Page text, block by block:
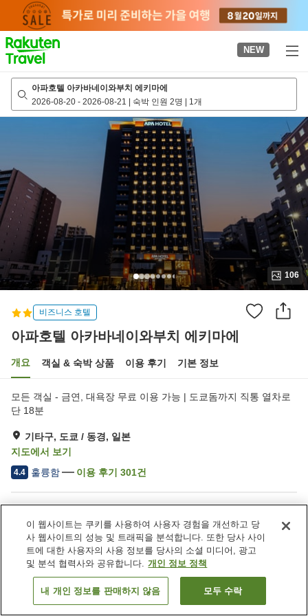
page
NEW
아파호텔 아카바네이와부치 에키마에
2026-08-20 - 2026-08-21 | 숙박 인원 2명 | 1개
106
비즈니스 호텔
아파호텔 아카바네이와부치 에키마에
개요 객실 & 숙박 상품 이용 후기 기본 정보
모든 객실 - 금연, 대욕장 무료 이용 가능 | 도쿄돔까지 직통 열차로
단 18분
기타구, 도쿄 / 동경, 일본
지도에서 보기
4.4 훌륭함 이용 후기 301건
주차장
레스토랑
자동판매기
노천탕 (온천)
일본 도쿄 / 동경
기타구
아파호텔 아카바네이와부치 에키마에객실 보기
이 웹사이트는 쿠키를 사용하여 사용자 경험을 개선하고 당
사 웹사이트의 성능 및 트래픽을 분석합니다. 또한 당사 사이
트에 대한 사용자의 사용 정보를 당사의 소셜 미디어, 광고
및 분석 협력사와 공유합니다. 개인 정보 정책
내 개인 정보를 판매하지 않음 모두 수락